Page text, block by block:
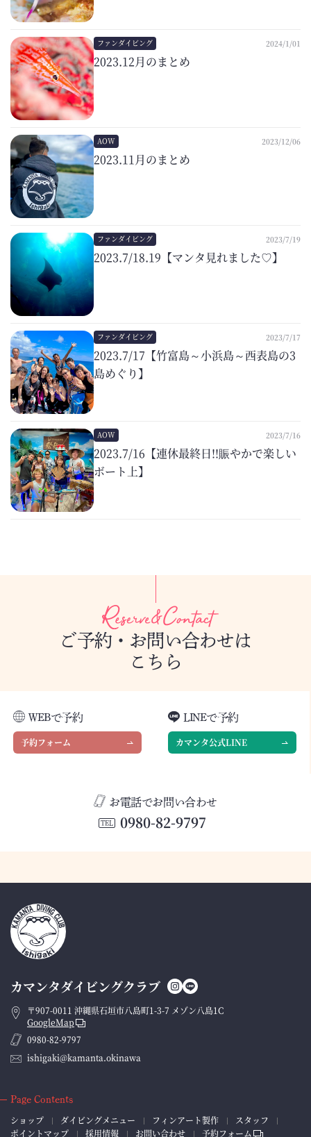
ファンダイビング 2024/1/01
2023.12月のまとめ
AOW 2023/12/06
2023.11月のまとめ
ファンダイビング 2023/7/19
2023.7/18.19【マンタ見れました♡】
ファンダイビング 2023/7/17
2023.7/17【竹富島～小浜島～西表島の3
島めぐり】
AOW 2023/7/16
2023.7/16【連休最終日!!賑やかで楽しい
ボート上】
ご予約・お問い合わせは
こちら
WEBで予約
予約フォーム
LINEで予約
カマンタ公式LINE
お電話でお問い合わせ
TEL 0980-82-9797
カマンタダイビングクラブ
〒907-0011 沖縄県石垣市八島町1-3-7 メゾン八島1C
GoogleMap
0980-82-9797
ishigaki@kamanta.okinawa
Page Contents
ショップ ダイビングメニュー フィンアート製作
スタッフ
ポイントマップ
採用情報 お問い合わせ 予約フォーム